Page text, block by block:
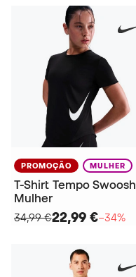
PROMOÇÃO MULHER
T-Shirt Tempo Swoosh
Mulher
34,99 €22,99 €−34%